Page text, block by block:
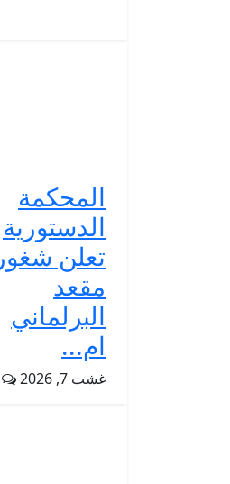
المحكمة
الدستورية
تعلن شغور
مقعد
البرلماني
ام...
غشت 7, 2026